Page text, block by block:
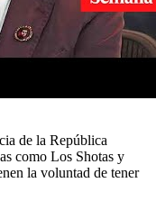
de la República
como Los Shotas y
la voluntad de tener